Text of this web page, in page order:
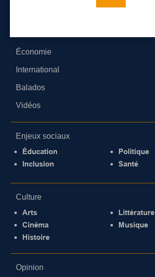
Économie
International
Balados
Vidéos
Enjeux sociaux
Éducation
Inclusion
Politique
Santé
Culture
Arts
Cinéma
Histoire
Littérature
Musique
Opinion